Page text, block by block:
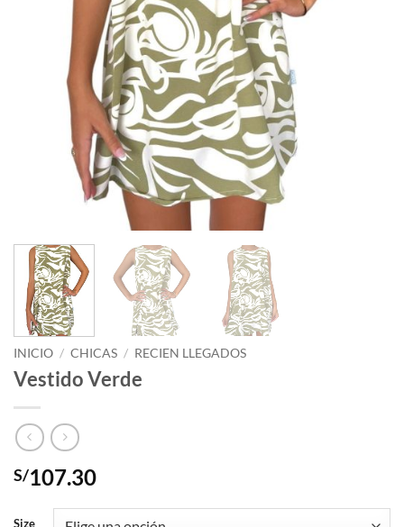
INICIO / CHICAS / RECIEN LLEGADOS
Vestido Verde
S/107.30
Size